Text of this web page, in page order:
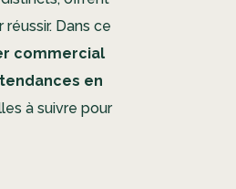
Dans ce
commercial
en
à suivre pour